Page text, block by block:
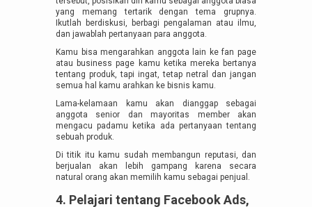
yang memang tertarik dengan tema grupnya.
Ikutlah berdiskusi, berbagi pengalaman atau ilmu,
dan jawablah pertanyaan para anggota.
Kamu bisa mengarahkan anggota lain ke fan page
atau business page kamu ketika mereka bertanya
tentang produk, tapi ingat, tetap netral dan jangan
semua hal kamu arahkan ke bisnis kamu.
Lama-kelamaan kamu akan dianggap sebagai
anggota senior dan mayoritas member akan
mengacu padamu ketika ada pertanyaan tentang
sebuah produk.
Di titik itu kamu sudah membangun reputasi, dan
berjualan akan lebih gampang karena secara
natural orang akan memilih kamu sebagai penjual.
4. Pelajari tentang Facebook Ads,